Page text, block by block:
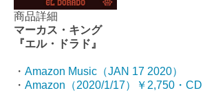
商品詳細
マーカス・キング
『エル・ドラド』
・ Amazon Music（JAN 17 2020）
・ Amazon（2020/1/17）￥2,750・CD